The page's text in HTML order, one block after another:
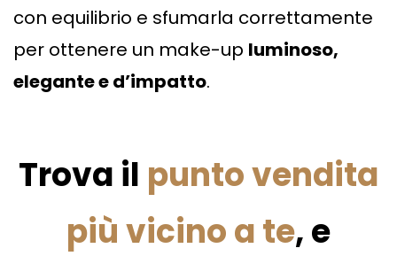
con equilibrio e sfumarla correttamente
per ottenere un make-up luminoso,
elegante e d’impatto.
Trova il punto vendita
più vicino a te, e